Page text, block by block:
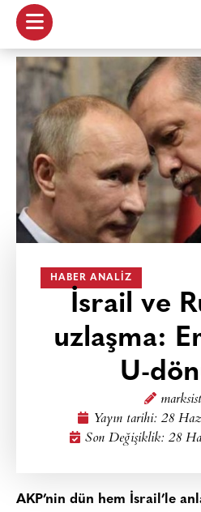
HABER ANALIZ
İsrail ve
uzlaşma:
U-
Yayın tarihi: 28
Son Değişiklik: 28
AKP’nin dün hem İsrail’le